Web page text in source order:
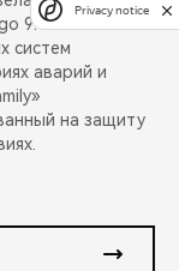
9. Испытание
систем
аварий и
на защиту
Privacy notice